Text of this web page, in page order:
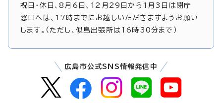
祝日・休日、8月6日、12月29日から1月3日は閉庁
窓口へは、17時までにお越しいただきますようお願い
します。（ただし、似島出張所は16時30分まで）
広島市公式SNS情報発信中